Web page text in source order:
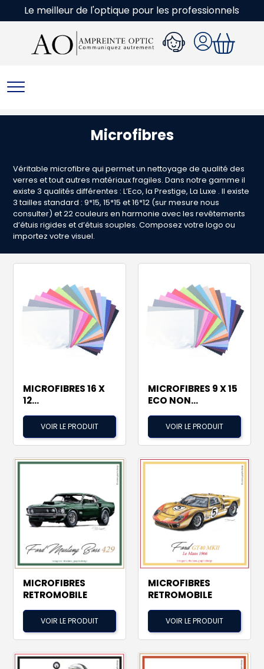
Le meilleur de l'optique pour les professionnels
Microfibres
Véritable microfibre qui permet un nettoyage de qualité des
verres et tout autres matériaux fragiles. Dans notre gamme il
existe 3 qualités différentes : L’Eco, la Prestige, La Luxe . Il existe
3 tailles standard : 9*15, 15*15 et 16*12 (sur mesure nous
consulter) et 22 couleurs en harmonie avec les revêtements
d’étuis rigides et d’étuis souples. Composez votre logo ou
importez votre visuel.
MICROFIBRES 16 X
12...
VOIR LE PRODUIT
MICROFIBRES 9 X 15
ECO NON...
VOIR LE PRODUIT
MICROFIBRES
RETROMOBILE
VOIR LE PRODUIT
MICROFIBRES
RETROMOBILE
VOIR LE PRODUIT